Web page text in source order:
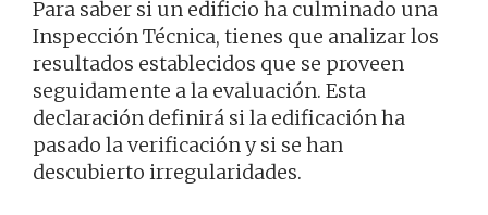
Para saber si un edificio ha culminado una
Inspección Técnica, tienes que analizar los
resultados establecidos que se proveen
seguidamente a la evaluación. Esta
declaración definirá si la edificación ha
pasado la verificación y si se han
descubierto irregularidades.